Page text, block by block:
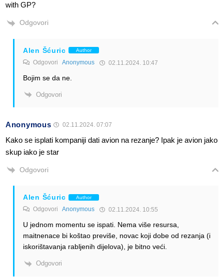
with GP?
Odgovori
Alen Šćuric Author
Odgovori Anonymous 02.11.2024. 10:47
Bojim se da ne.
Odgovori
Anonymous 02.11.2024. 07:07
Kako se isplati kompaniji dati avion na rezanje? Ipak je avion jako
skup iako je star
Odgovori
Alen Šćuric Author
Odgovori Anonymous 02.11.2024. 10:55
U jednom momentu se ispati. Nema više resursa,
maitnenace bi koštao previše, novac koji dobe od rezanja (i
iskorištavanja rabljenih dijelova), je bitno veći.
Odgovori